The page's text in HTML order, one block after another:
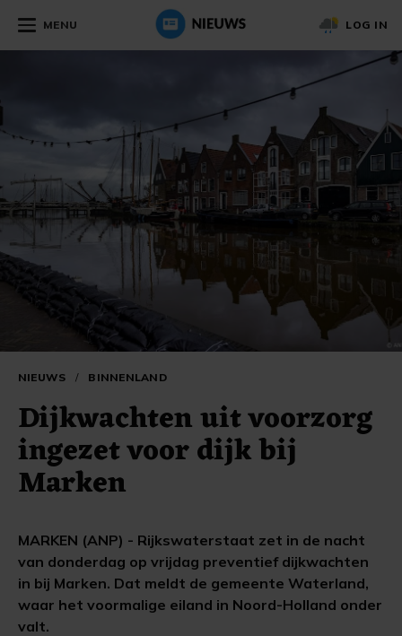
MENU LOG IN
NIEUWS / BINNENLAND
Dijkwachten uit voorzorg
ingezet voor dijk bij
Marken
MARKEN (ANP) - Rijkswaterstaat zet in de nacht
van donderdag op vrijdag preventief dijkwachten
in bij Marken. Dat meldt de gemeente Waterland,
waar het voormalige eiland in Noord-Holland onder
valt.